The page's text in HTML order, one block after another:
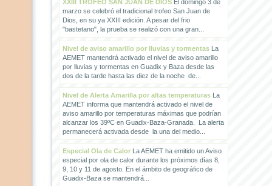
XXIII TROFEO SAN JUAN DE DIOSEl domingo 3 de
marzo se celebró el tradicional trofeo San Juan de
Dios, en su ya XXIII edición. A pesar del frio
"bastetano", la prueba se realizó con una gran...
Nivel de aviso amarillo por lluvias y tormentasLa
AEMET mantendrá activado el nivel de aviso amarillo
por lluvias y tormentas en Guadix y Baza desde las
dos de la tarde hasta las diez de la noche de...
Nivel de Alerta Amarilla por altas temperaturasLa
AEMET informa que mantendrá activado el nivel de
aviso amarillo por temperaturas máximas que podrían
alcanzar los 39ºC en Guadix-Baza-Granada. La alerta
permanecerá activada desde la una del medio...
Especial Ola de CalorLa AEMET ha emitido un Aviso
especial por ola de calor durante los próximos días 8,
9, 10 y 11 de agosto. En el ámbito de geográfico de
Guadix-Baza se mantendrá...